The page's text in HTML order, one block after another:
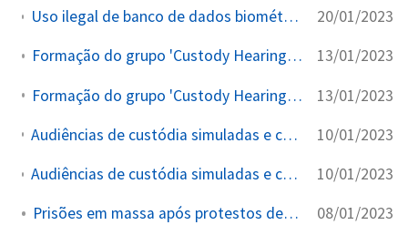
Uso ilegal de banco de dados biométricos e redes sociais para classificar detentos 20/01/2023
Formação do grupo 'Custody Hearings' para coordenação de prisões 13/01/2023
Formação do grupo 'Custody Hearings' para coordenação de prisões 13/01/2023
Audiências de custódia simuladas e controle centralizado por Alexandre de Moraes 10/01/2023
Audiências de custódia simuladas e controle centralizado por Alexandre de Moraes 10/01/2023
Prisões em massa após protestos de 8 de janeiro 08/01/2023